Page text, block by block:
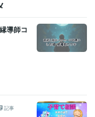
導師コ
記事